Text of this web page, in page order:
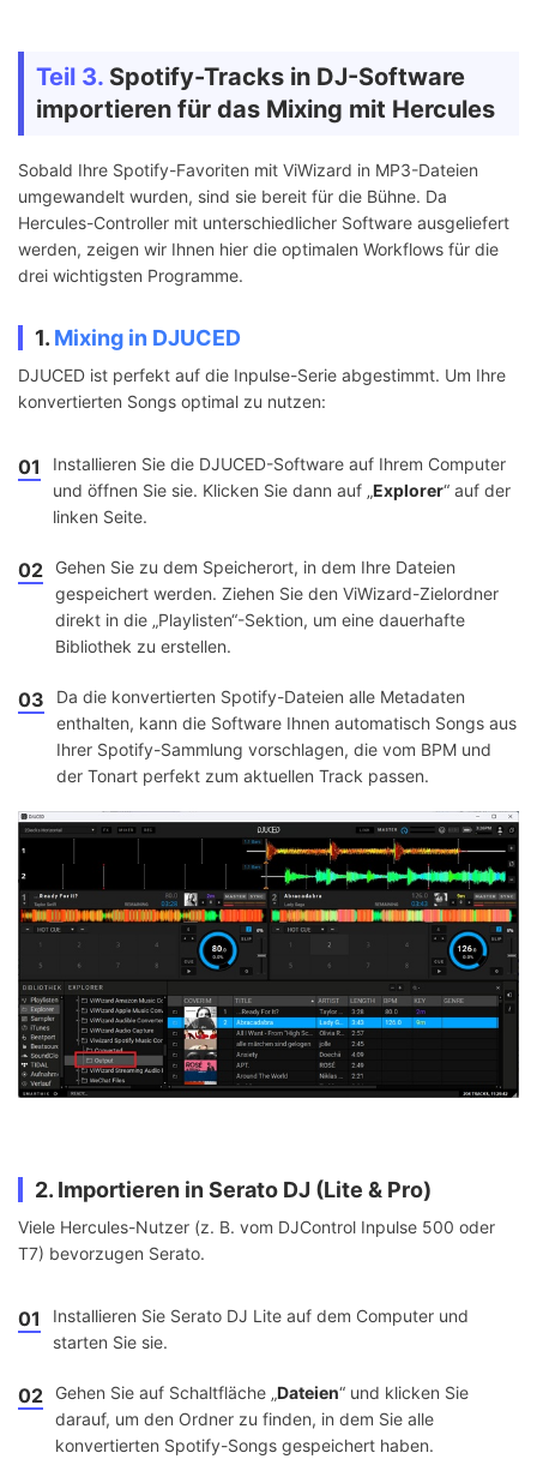
Teil 3. Spotify-Tracks in DJ-Software
importieren für das Mixing mit Hercules
Sobald Ihre Spotify-Favoriten mit ViWizard in MP3-Dateien
umgewandelt wurden, sind sie bereit für die Bühne. Da
Hercules-Controller mit unterschiedlicher Software ausgeliefert
werden, zeigen wir Ihnen hier die optimalen Workflows für die
drei wichtigsten Programme.
1. Mixing in DJUCED
DJUCED ist perfekt auf die Inpulse-Serie abgestimmt. Um Ihre
konvertierten Songs optimal zu nutzen:
01
Installieren Sie die DJUCED-Software auf Ihrem Computer
und öffnen Sie sie. Klicken Sie dann auf „Explorer“ auf der
linken Seite.
02
Gehen Sie zu dem Speicherort, in dem Ihre Dateien
gespeichert werden. Ziehen Sie den ViWizard-Zielordner
direkt in die „Playlisten“-Sektion, um eine dauerhafte
Bibliothek zu erstellen.
03
Da die konvertierten Spotify-Dateien alle Metadaten
enthalten, kann die Software Ihnen automatisch Songs aus
Ihrer Spotify-Sammlung vorschlagen, die vom BPM und
der Tonart perfekt zum aktuellen Track passen.
2. Importieren in Serato DJ (Lite & Pro)
Viele Hercules-Nutzer (z. B. vom DJControl Inpulse 500 oder
T7) bevorzugen Serato.
01
Installieren Sie Serato DJ Lite auf dem Computer und
starten Sie sie.
02 Gehen Sie auf Schaltfläche „Dateien“ und klicken Sie
darauf, um den Ordner zu finden, in dem Sie alle
konvertierten Spotify-Songs gespeichert haben.